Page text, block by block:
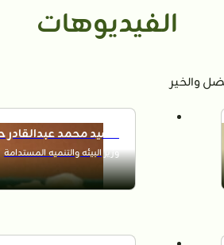
الفيديوهات
والخير
السيد محمد عبدالقادر حلم
وزير البيئه والتنميه المستدامة